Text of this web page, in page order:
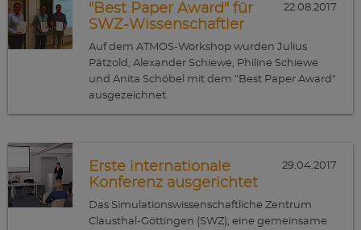
22.08.2017
"Best Paper Award" für
SWZ-Wissenschaftler
Auf dem ATMOS-Workshop wurden Julius
Pätzold, Alexander Schiewe, Philine Schiewe
und Anita Schöbel mit dem "Best Paper Award"
ausgezeichnet.
29.04.2017
Erste internationale
Konferenz ausgerichtet
Das Simulationswissenschaftliche Zentrum
Clausthal-Göttingen (SWZ), eine gemeinsame